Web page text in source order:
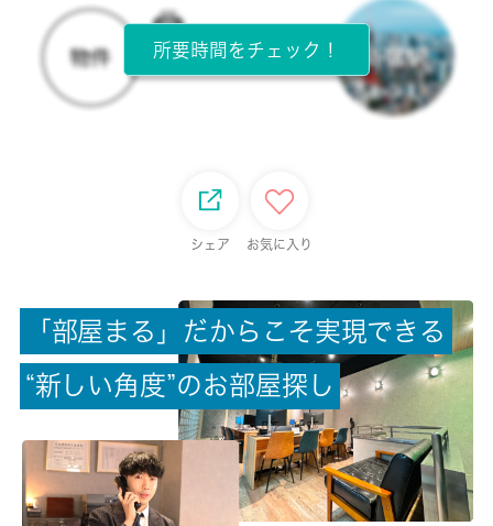
所在階
1階 / 2階建
償却/敷引
-/-
権利金/雑費
-/-
総戸数
所要時間をチェック！
シェア お気に入り
「 部屋 ま る 」 だ か ら こ そ実現で き る
“新 し い角 度”のお部屋探 し